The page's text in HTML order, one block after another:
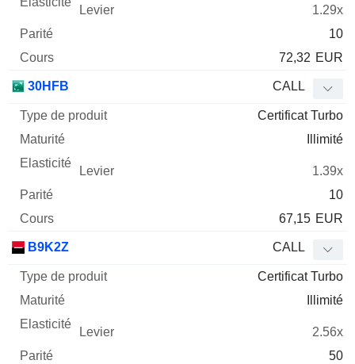
1.29x
10
72,32 EUR
30HFB CALL
Certificat Turbo
Illimité
1.39x
10
67,15 EUR
B9K2Z CALL
Certificat Turbo
Illimité
2.56x
50